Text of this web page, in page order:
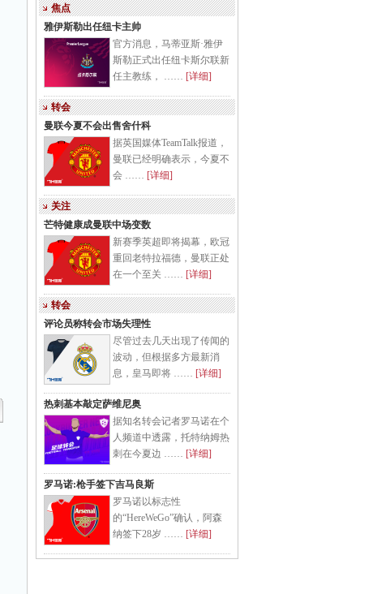
焦点
雅伊斯勒出任纽卡主帅
官方消息，马蒂亚斯·雅伊
斯勒正式出任纽卡斯尔联新
任主教练， …… [详细]
转会
曼联今夏不会出售舍什科
据英国媒体TeamTalk报道，
曼联已经明确表示，今夏不
会 …… [详细]
关注
芒特健康成曼联中场变数
新赛季英超即将揭幕，欧冠
重回老特拉福德，曼联正处
在一个至关 …… [详细]
转会
评论员称转会市场失理性
尽管过去几天出现了传闻的
波动，但根据多方最新消
息，皇马即将 …… [详细]
热刺基本敲定萨维尼奥
据知名转会记者罗马诺在个
人频道中透露，托特纳姆热
刺在今夏边 …… [详细]
罗马诺:枪手签下吉马良斯
罗马诺以标志性
的“HereWeGo”确认，阿森
纳签下28岁 …… [详细]